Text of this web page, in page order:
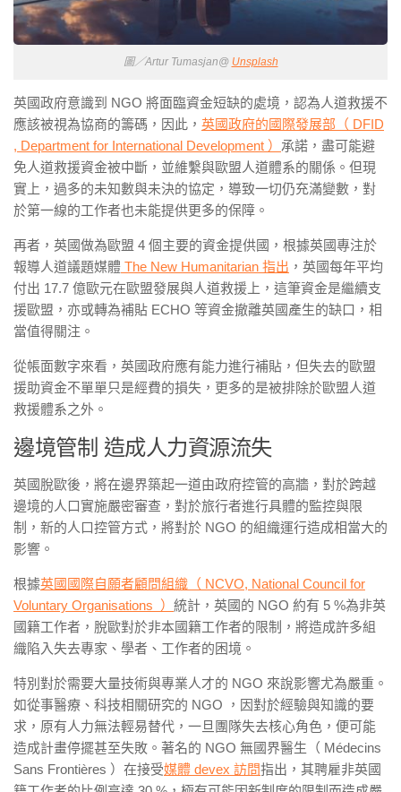
圖／Artur Tumasjan@ Unsplash
英國政府意識到 NGO 將面臨資金短缺的處境，認為人道救援不
應該被視為協商的籌碼，因此， 英國政府的國際發展部（ DFID
, Department for International Development ） 承諾，盡可能避
免人道救援資金被中斷，並維繫與歐盟人道體系的關係。但現
實上，過多的未知數與未決的協定，導致一切仍充滿變數，對
於第一線的工作者也未能提供更多的保障。
再者，英國做為歐盟 4 個主要的資金提供國，根據英國專注於
報導人道議題媒體 The New Humanitarian 指出 ，英國每年平均
付出 17.7 億歐元在歐盟發展與人道救援上，這筆資金是繼續支
援歐盟，亦或轉為補貼 ECHO 等資金撤離英國產生的缺口，相
當值得關注。
從帳面數字來看，英國政府應有能力進行補貼，但失去的歐盟
援助資金不單單只是經費的損失，更多的是被排除於歐盟人道
救援體系之外。
邊境管制 造成人力資源流失
英國脫歐後，將在邊界築起一道由政府控管的高牆，對於跨越
邊境的人口實施嚴密審查，對於旅行者進行具體的監控與限
制，新的人口控管方式，將對於 NGO 的組織運行造成相當大的
影響。
根據英國國際自願者顧問組織（ NCVO, National Council for
Voluntary Organisations ） 統計，英國的 NGO 約有 5 %為非英
國籍工作者，脫歐對於非本國籍工作者的限制，將造成許多組
織陷入失去專家、學者、工作者的困境。
特別對於需要大量技術與專業人才的 NGO 來說影響尤為嚴重。
如從事醫療、科技相關研究的 NGO ，因對於經驗與知識的要
求，原有人力無法輕易替代，一旦團隊失去核心角色，便可能
造成計畫停擺甚至失敗。著名的 NGO 無國界醫生（ Médecins
Sans Frontières ）在接受媒體 devex 訪問指出，其聘雇非英國